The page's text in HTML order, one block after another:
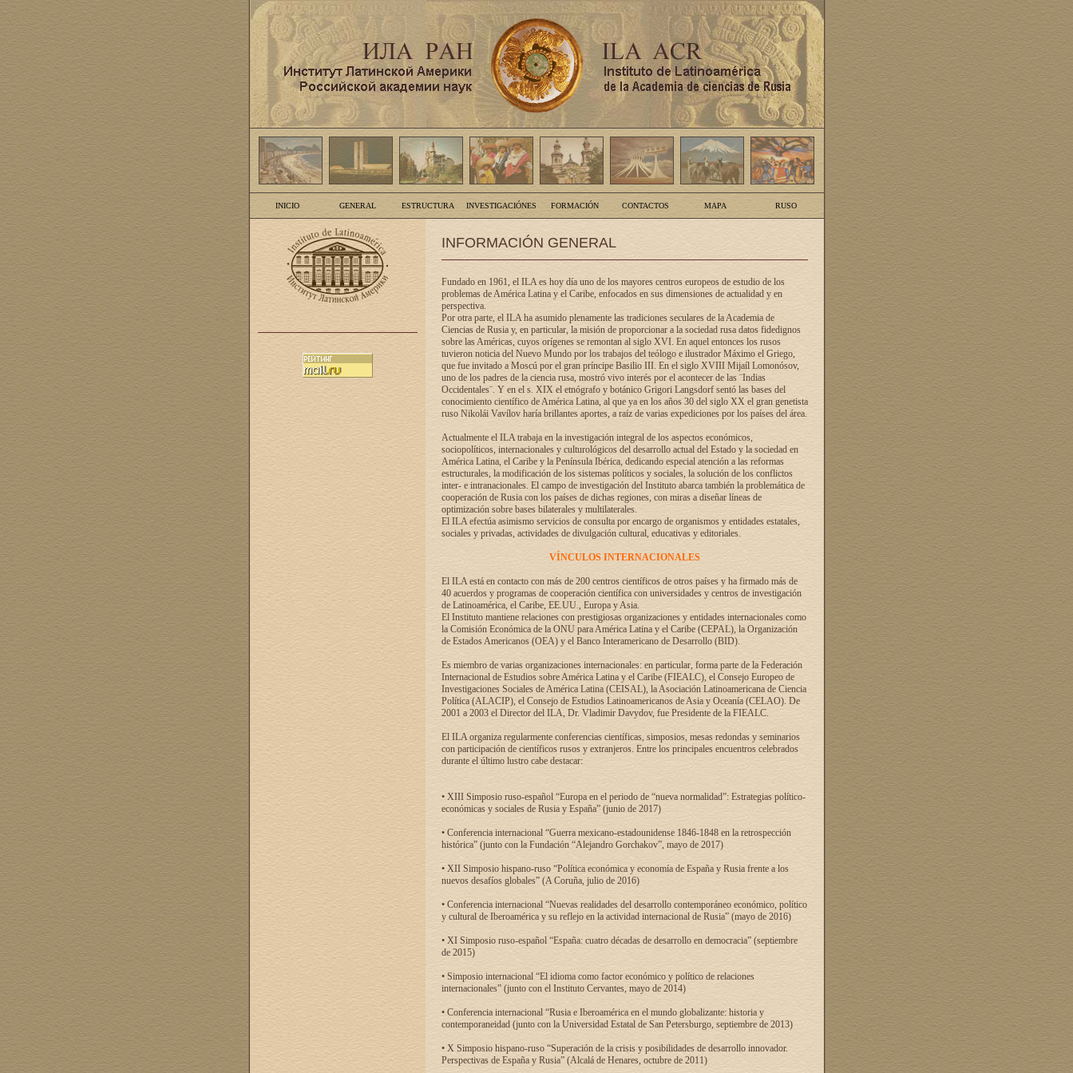
INICIO GENERAL ESTRUCTURA INVESTIGACIÓNES FORMACIÓN CONTACTOS MAPA RUSO
INFORMACIÓN GENERAL
Fundado en 1961, el ILA es hoy día uno de los mayores centros europeos de estudio de los
problemas de América Latina y el Caribe, enfocados en sus dimensiones de actualidad y en
perspectiva.
Por otra parte, el ILA ha asumido plenamente las tradiciones seculares de la Academia de
Ciencias de Rusia y, en particular, la misión de proporcionar a la sociedad rusa datos fidedignos
sobre las Américas, cuyos orígenes se remontan al siglo XVI. En aquel entonces los rusos
tuvieron noticia del Nuevo Mundo por los trabajos del teólogo e ilustrador Máximo el Griego,
que fue invitado a Moscú por el gran príncipe Basilio III. En el siglo XVIII Mijaíl Lomonósov,
uno de los padres de la ciencia rusa, mostró vivo interés por el acontecer de las ¨Indias
Occidentales¨. Y en el s. XIX el etnógrafo y botánico Grigori Langsdorf sentó las bases del
conocimiento científico de América Latina, al que ya en los años 30 del siglo XX el gran genetista
ruso Nikolái Vavílov haría brillantes aportes, a raíz de varias expediciones por los países del área.
Actualmente el ILA trabaja en la investigación integral de los aspectos económicos,
sociopolíticos, internacionales y culturológicos del desarrollo actual del Estado y la sociedad en
América Latina, el Caribe y la Península Ibérica, dedicando especial atención a las reformas
estructurales, la modificación de los sistemas políticos y sociales, la solución de los conflictos
inter- e intranacionales. El campo de investigación del Instituto abarca también la problemática de
cooperación de Rusia con los países de dichas regiones, con miras a diseñar líneas de
optimización sobre bases bilaterales y multilaterales.
El ILA efectúa asimismo servicios de consulta por encargo de organismos y entidades estatales,
sociales y privadas, actividades de divulgación cultural, educativas y editoriales.
VÍNCULOS INTERNACIONALES
El ILA está en contacto con más de 200 centros científicos de otros países y ha firmado más de
40 acuerdos y programas de cooperación científica con universidades y centros de investigación
de Latinoamérica, el Caribe, EE.UU., Europa y Asia.
El Instituto mantiene relaciones con prestigiosas organizaciones y entidades internacionales como
la Comisión Económica de la ONU para América Latina y el Caribe (CEPAL), la Organización
de Estados Americanos (OEA) y el Banco Interamericano de Desarrollo (BID).
Es miembro de varias organizaciones internacionales: en particular, forma parte de la Federación
Internacional de Estudios sobre América Latina y el Caribe (FIEALC), el Consejo Europeo de
Investigaciones Sociales de América Latina (CEISAL), la Asociación Latinoamericana de Ciencia
Política (ALACIP), el Consejo de Estudios Latinoamericanos de Asia y Oceanía (CELAO). De
2001 a 2003 el Director del ILA, Dr. Vladimir Davydov, fue Presidente de la FIEALC.
El ILA organiza regularmente conferencias científicas, simposios, mesas redondas y seminarios
con participación de científicos rusos y extranjeros. Entre los principales encuentros celebrados
durante el último lustro cabe destacar:
• XIII Simposio ruso-español “Europa en el periodo de “nueva normalidad”: Estrategias político-
económicas y sociales de Rusia y España” (junio de 2017)
• Conferencia internacional “Guerra mexicano-estadounidense 1846-1848 en la retrospección
histórica” (junto con la Fundación “Alejandro Gorchakov”, mayo de 2017)
• XII Simposio hispano-ruso “Política económica y economía de España y Rusia frente a los
nuevos desafíos globales” (A Coruña, julio de 2016)
• Conferencia internacional “Nuevas realidades del desarrollo contemporáneo económico, político
y cultural de Iberoamérica y su reflejo en la actividad internacional de Rusia” (mayo de 2016)
• XI Simposio ruso-español “España: cuatro décadas de desarrollo en democracia” (septiembre
de 2015)
• Simposio internacional “El idioma como factor económico y político de relaciones
internacionales” (junto con el Instituto Cervantes, mayo de 2014)
• Conferencia internacional “Rusia e Iberoamérica en el mundo globalizante: historia y
contemporaneidad (junto con la Universidad Estatal de San Petersburgo, septiembre de 2013)
• X Simposio hispano-ruso “Superación de la crisis y posibilidades de desarrollo innovador.
Perspectivas de España y Rusia” (Alcalá de Henares, octubre de 2011)